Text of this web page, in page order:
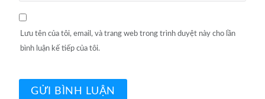
Lưu tên của tôi, email, và trang web trong trình duyệt này cho lần
bình luận kế tiếp của tôi.